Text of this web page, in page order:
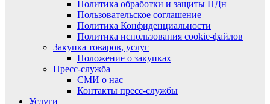
Политика обработки и защиты ПДн
Пользовательское соглашение
Политика Конфиденциальности
Политика использования cookie-файлов
Закупка товаров, услуг
Положение о закупках
Пресс-служба
СМИ о нас
Контакты пресс-службы
Услуги